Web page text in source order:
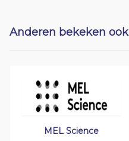
Anderen bekeken ook
MEL Science